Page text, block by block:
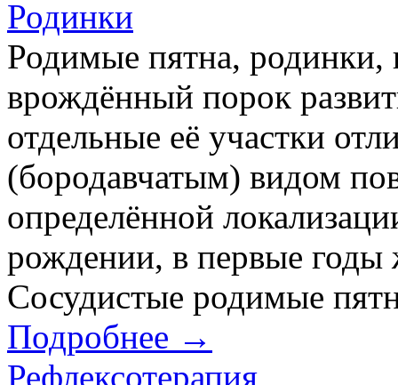
Родинки
Родимые пятна, родинки,
врождённый порок
отдельные её участки
(бородавчатым) видом
определённой
рождении, в первые годы
Сосудистые родимые
Подробнее →
Рефлексотерапия